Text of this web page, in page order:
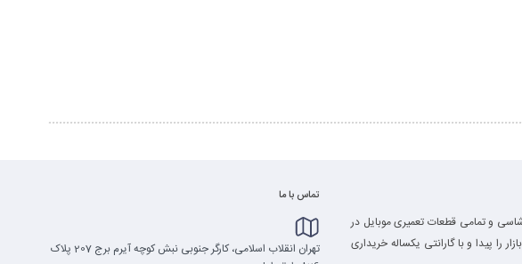
شاسی و تمامی قطعات تعمیری موبایل در
را پیدا و با گارانتی یکساله خریداری
تماس با ما
تهران انقلاب اسلامی، کارگر جنوبی نبش کوچه آیرم برج 207 پلاک